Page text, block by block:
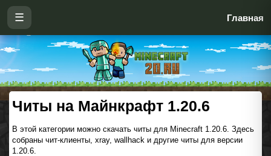
☰ Главная
Читы на Майнкрафт 1.20.6
В этой категории можно скачать читы для Minecraft 1.20.6. Здесь
собраны чит-клиенты, xray, wallhack и другие читы для версии
1.20.6.